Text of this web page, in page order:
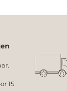
15